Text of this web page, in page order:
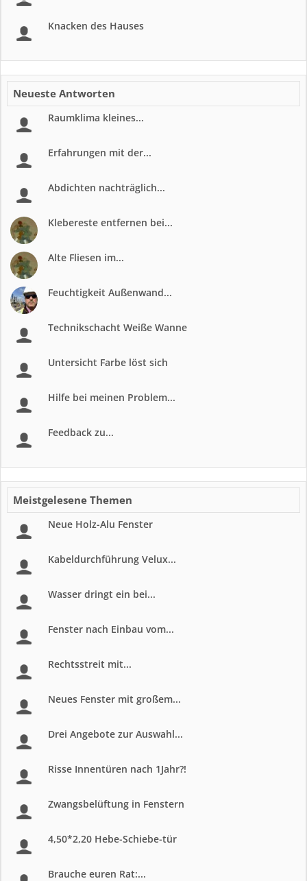
Knacken des Hauses
Neueste Antworten
Raumklima kleines...
Erfahrungen mit der...
Abdichten nachträglich...
Klebereste entfernen bei...
Alte Fliesen im...
Feuchtigkeit Außenwand...
Technikschacht Weiße Wanne
Untersicht Farbe löst sich
Hilfe bei meinen Problem...
Feedback zu...
Meistgelesene Themen
Neue Holz-Alu Fenster
Kabeldurchführung Velux...
Wasser dringt ein bei...
Fenster nach Einbau vom...
Rechtsstreit mit...
Neues Fenster mit großem...
Drei Angebote zur Auswahl...
Risse Innentüren nach 1Jahr?!
Zwangsbelüftung in Fenstern
4,50*2,20 Hebe-Schiebe-tür
Brauche euren Rat:...